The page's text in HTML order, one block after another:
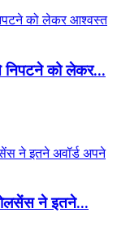
निपटने को लेकर...
ने इतने...